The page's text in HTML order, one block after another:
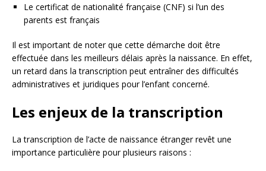
Le certificat de nationalité française (CNF) si l’un des
parents est français
Il est important de noter que cette démarche doit être
effectuée dans les meilleurs délais après la naissance. En effet,
un retard dans la transcription peut entraîner des difficultés
administratives et juridiques pour l’enfant concerné.
Les enjeux de la transcription
La transcription de l’acte de naissance étranger revêt une
importance particulière pour plusieurs raisons :